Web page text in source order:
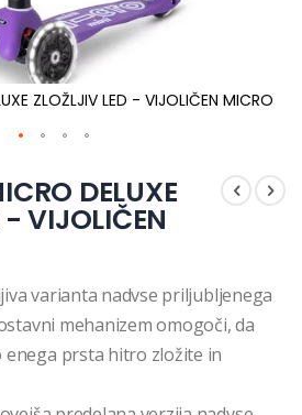
ZLOŽLJIV LED - VIJOLIČEN MICRO
DELUXE
- VIJOLIČEN
varianta nadvse priljubljenega
mehanizem omogoči, da
prsta hitro zložite in